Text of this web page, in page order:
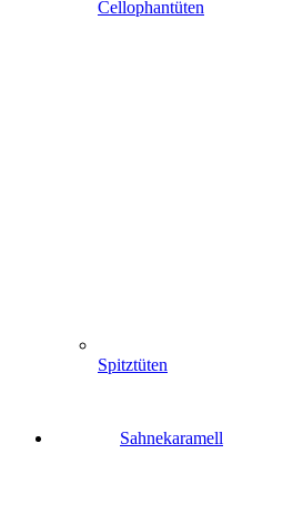
Cellophantüten
Spitztüten
Sahnekaramell